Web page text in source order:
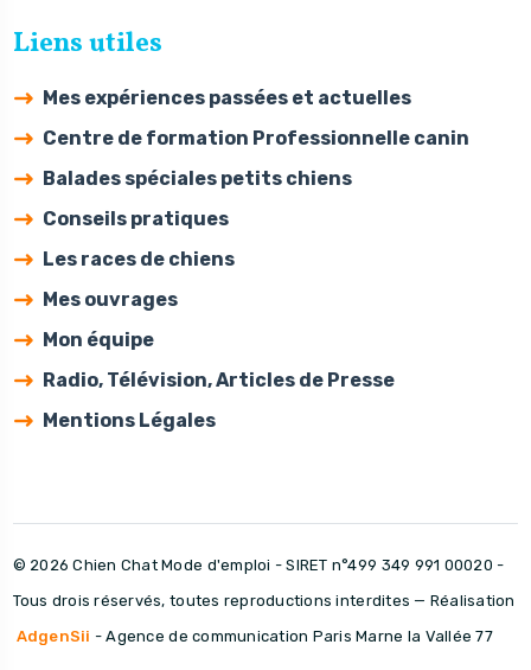
Liens utiles
Mes expériences passées et actuelles
Centre de formation Professionnelle canin
Balades spéciales petits chiens
Conseils pratiques
Les races de chiens
Mes ouvrages
Mon équipe
Radio, Télévision, Articles de Presse
Mentions Légales
© 2026 Chien Chat Mode d'emploi - SIRET n°499 349 991 00020 -
Tous drois réservés, toutes reproductions interdites — Réalisation
AdgenSii - Agence de communication Paris Marne la Vallée 77